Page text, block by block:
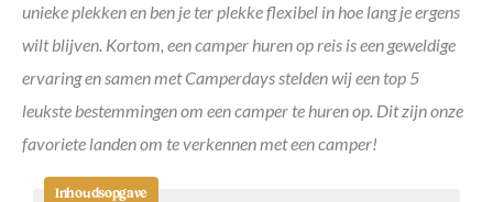
unieke plekken en ben je ter plekke flexibel in hoe lang je ergens
wilt blijven. Kortom, een camper huren op reis is een geweldige
ervaring en samen met Camperdays stelden wij een top 5
leukste bestemmingen om een camper te huren op. Dit zijn onze
favoriete landen om te verkennen met een camper!
Inhoudsopgave